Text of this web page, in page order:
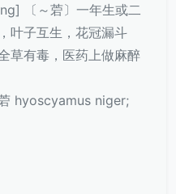
〔～菪〕一年生或二
叶子互生，花冠漏斗
草有毒，医药上做麻醉
hyoscyamus niger;